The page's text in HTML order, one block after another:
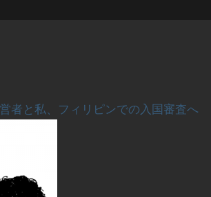
者と私、フィリピンでの入国審査へ